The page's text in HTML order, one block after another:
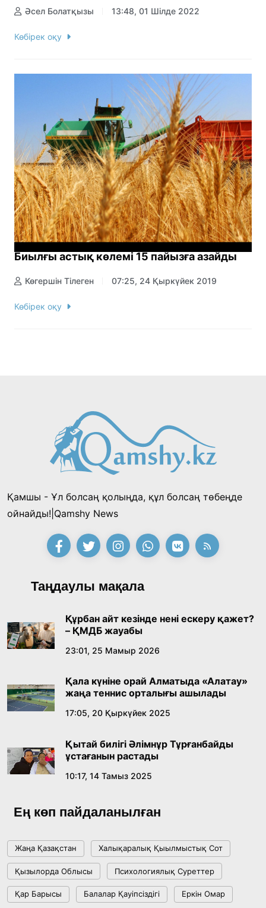
Әсел Болатқызы 13:48, 01 Шілде 2022
Көбірек оқу
Биылғы астық көлемі 15 пайызға азайды
Көгершін Тілеген 07:25, 24 Қыркүйек 2019
Көбірек оқу
Қамшы - Ұл болсаң қолыңда, құл болсаң төбеңде
ойнайды!|Qamshy News
Таңдаулы мақала
Құрбан айт кезінде нені ескеру қажет?
– ҚМДБ жауабы
23:01, 25 Мамыр 2026
Қала күніне орай Алматыда «Алатау»
жаңа теннис орталығы ашылады
17:05, 20 Қыркүйек 2025
Қытай билігі Әлімнұр Тұрғанбайды
ұстағанын растады
10:17, 14 Тамыз 2025
Ең көп пайдаланылған
Жаңа Қазақстан Халықаралық Қыылмыстық Сот
Қызылорда Облысы Психологиялық Суреттер
Қар Барысы Балалар Қауіпсіздігі Еркін Омар